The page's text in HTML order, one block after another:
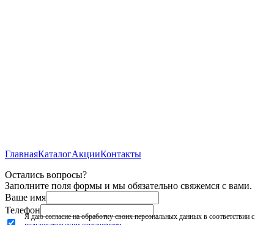
ГлавнаяКаталогАкцииКонтакты
Остались вопросы?
Заполните поля формы и мы обязательно свяжемся с вами.
Ваше имя
Телефон
Я даю согласие на обработку своих персональных данных в соответствии с